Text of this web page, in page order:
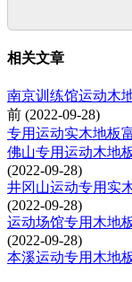
相关文章
南京训练馆运动木
前 (2022-09-28)
专用运动实木地板
佛山专用运动木地
(2022-09-28)
井冈山运动专用实
(2022-09-28)
运动场馆专用木地
(2022-09-28)
本溪运动专用木地